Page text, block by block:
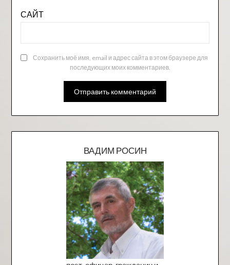
САЙТ
Сохранить моё имя, email и адрес сайта в этом браузере для
последующих моих комментариев.
ВАДИМ РОСИН